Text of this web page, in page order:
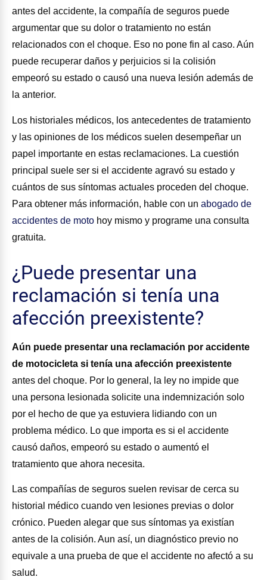
antes del accidente, la compañía de seguros puede
argumentar que su dolor o tratamiento no están
relacionados con el choque. Eso no pone fin al caso. Aún
puede recuperar daños y perjuicios si la colisión
empeoró su estado o causó una nueva lesión además de
la anterior.
Los historiales médicos, los antecedentes de tratamiento
y las opiniones de los médicos suelen desempeñar un
papel importante en estas reclamaciones. La cuestión
principal suele ser si el accidente agravó su estado y
cuántos de sus síntomas actuales proceden del choque.
Para obtener más información, hable con un abogado de
accidentes de moto hoy mismo y programe una consulta
gratuita.
¿Puede presentar una
reclamación si tenía una
afección preexistente?
Aún puede presentar una reclamación por accidente
de motocicleta si tenía una afección preexistente
antes del choque. Por lo general, la ley no impide que
una persona lesionada solicite una indemnización solo
por el hecho de que ya estuviera lidiando con un
problema médico. Lo que importa es si el accidente
causó daños, empeoró su estado o aumentó el
tratamiento que ahora necesita.
Las compañías de seguros suelen revisar de cerca su
historial médico cuando ven lesiones previas o dolor
crónico. Pueden alegar que sus síntomas ya existían
antes de la colisión. Aun así, un diagnóstico previo no
equivale a una prueba de que el accidente no afectó a su
salud.